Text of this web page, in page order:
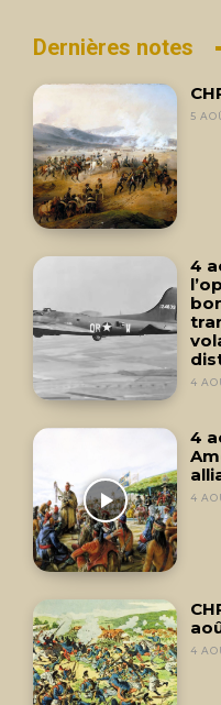
Dernières notes
5
4
4
4
4
4